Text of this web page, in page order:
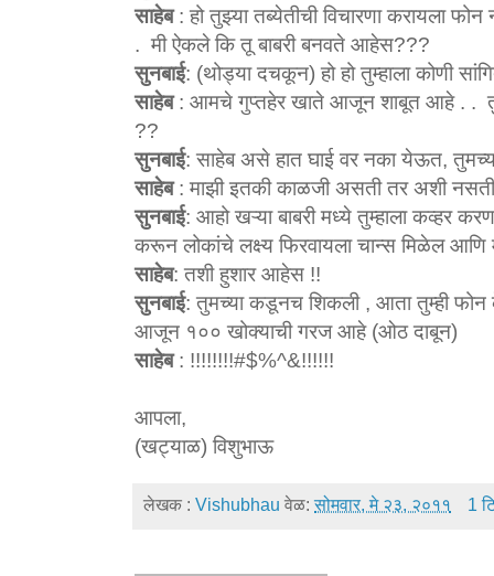
साहेब: हो तुझ्या तब्येतीची विचारणा करायला
. मी ऐकले कि तू बाबरी बनवते आहेस???
सुनबाई: (थोड्या दचकून) हो हो तुम्हाला कोणी
साहेब: आमचे गुप्तहेर खाते आजून शाबूत आहे . .
??
सुनबाई: साहेब असे हात घाई वर नका येऊत,
साहेब: माझी इतकी काळजी असती तर अशी
सुनबाई: आहो खऱ्या बाबरी मध्ये तुम्हाला कव्हर
करून लोकांचे लक्ष्य फिरवायला चान्स मिळेल आणि
साहेब: तशी हुशार आहेस !!
सुनबाई: तुमच्या कडूनच शिकली , आता तुम्ही
आजून १०० खोक्याची गरज आहे (ओठ दाबून)
साहेब: !!!!!!!!#$%^&!!!!!!
आपला,
(खट्याळ) विशुभाऊ
लेखक : Vishubhau वेळ:सोमवार, मे २३, २०११ 1